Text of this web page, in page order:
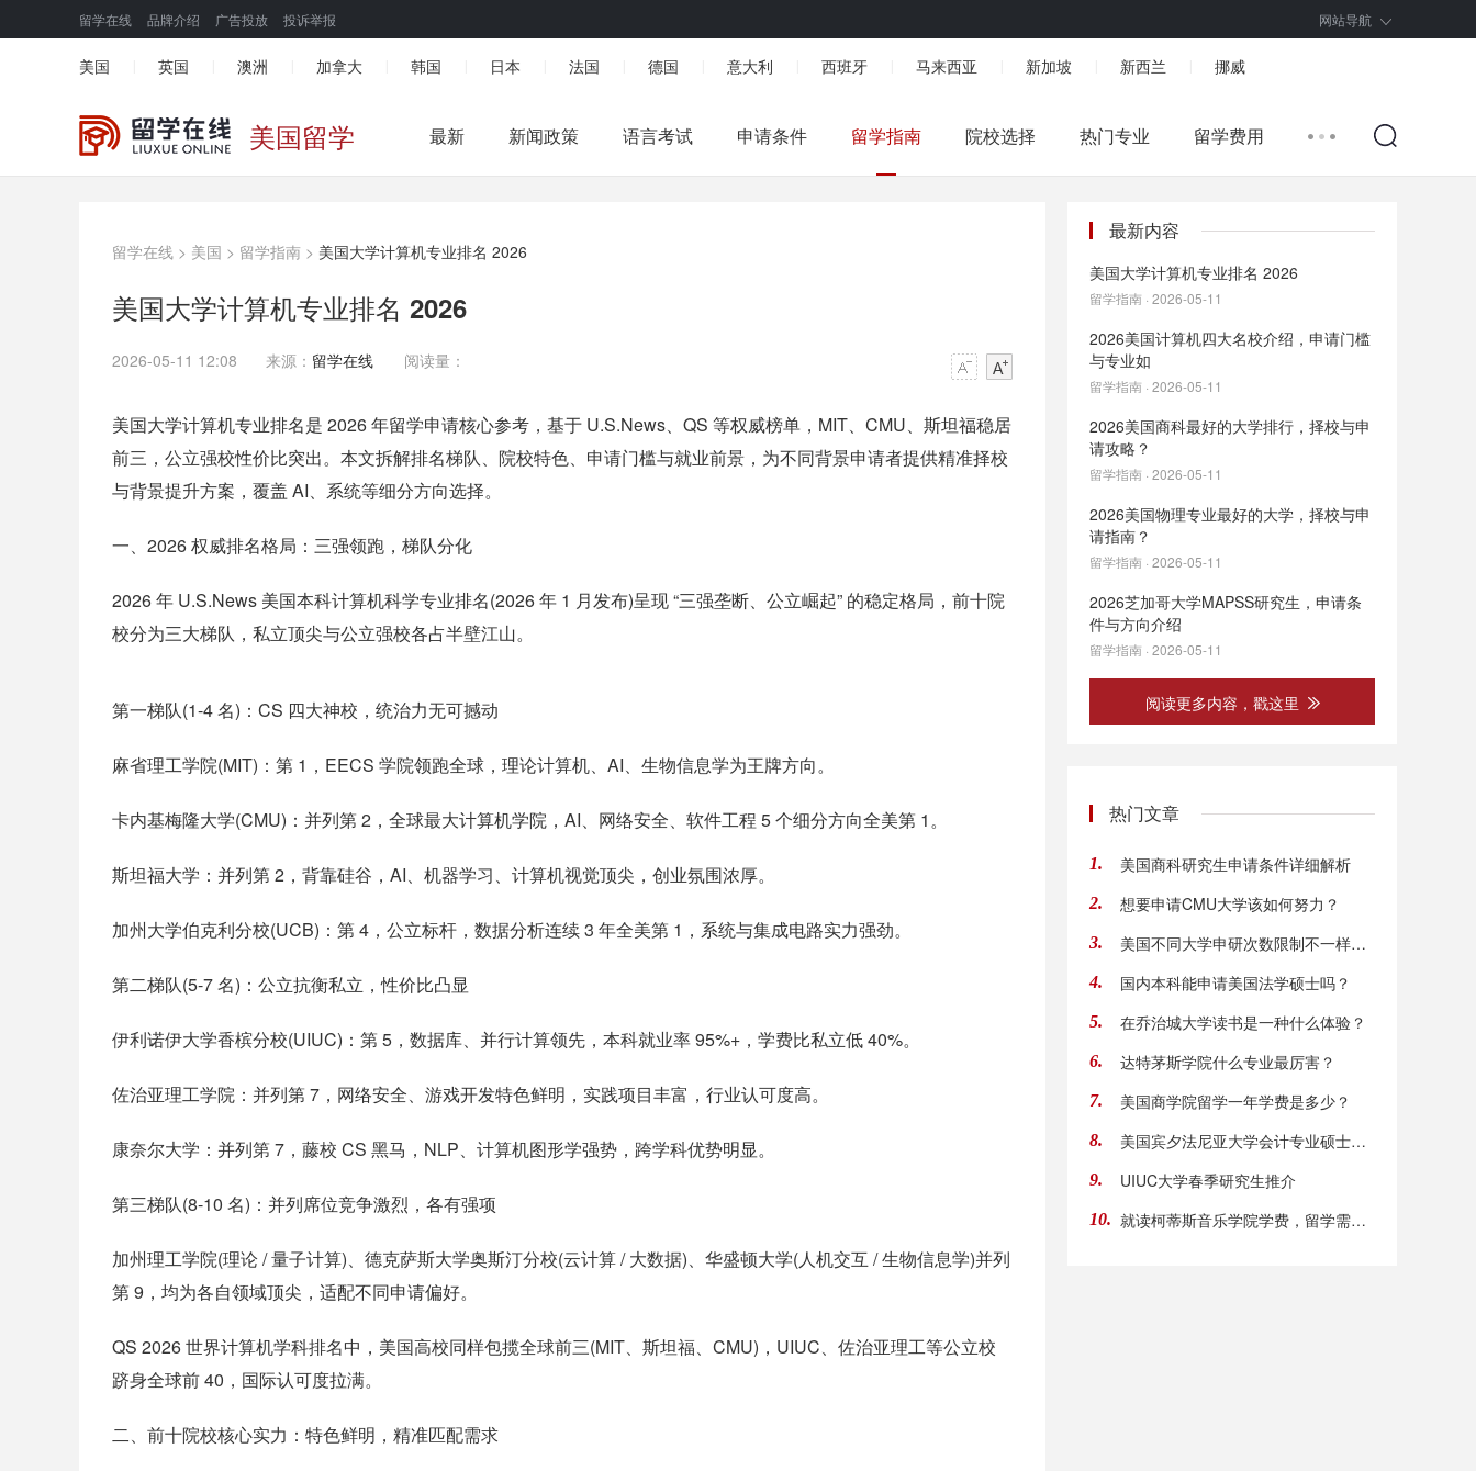
留学在线 品牌介绍 广告投放 投诉举报 网站导航
美国 英国 澳洲 加拿大 韩国 日本 法国 德国 意大利 西班牙 马来西亚 新加坡 新西兰 挪威
美国留学 最新 新闻政策 语言考试 申请条件 留学指南 院校选择 热门专业 留学费用
留学在线 > 美国 > 留学指南 > 美国大学计算机专业排名 2026
美国大学计算机专业排名 2026
2026-05-11 12:08 来源： 留学在线 阅读量：
美国大学计算机专业排名是 2026 年留学申请核心参考，基于 U.S.News、QS 等权威榜单，MIT、CMU、斯坦福稳居
前三，公立强校性价比突出。本文拆解排名梯队、院校特色、申请门槛与就业前景，为不同背景申请者提供精准择校
与背景提升方案，覆盖 AI、系统等细分方向选择。
一、2026 权威排名格局：三强领跑，梯队分化
2026 年 U.S.News 美国本科计算机科学专业排名(2026 年 1 月发布)呈现 “三强垄断、公立崛起” 的稳定格局，前十院
校分为三大梯队，私立顶尖与公立强校各占半壁江山。
第一梯队(1-4 名)：CS 四大神校，统治力无可撼动
麻省理工学院(MIT)：第 1，EECS 学院领跑全球，理论计算机、AI、生物信息学为王牌方向。
卡内基梅隆大学(CMU)：并列第 2，全球最大计算机学院，AI、网络安全、软件工程 5 个细分方向全美第 1。
斯坦福大学：并列第 2，背靠硅谷，AI、机器学习、计算机视觉顶尖，创业氛围浓厚。
加州大学伯克利分校(UCB)：第 4，公立标杆，数据分析连续 3 年全美第 1，系统与集成电路实力强劲。
第二梯队(5-7 名)：公立抗衡私立，性价比凸显
伊利诺伊大学香槟分校(UIUC)：第 5，数据库、并行计算领先，本科就业率 95%+，学费比私立低 40%。
佐治亚理工学院：并列第 7，网络安全、游戏开发特色鲜明，实践项目丰富，行业认可度高。
康奈尔大学：并列第 7，藤校 CS 黑马，NLP、计算机图形学强势，跨学科优势明显。
第三梯队(8-10 名)：并列席位竞争激烈，各有强项
加州理工学院(理论 / 量子计算)、德克萨斯大学奥斯汀分校(云计算 / 大数据)、华盛顿大学(人机交互 / 生物信息学)并列
第 9，均为各自领域顶尖，适配不同申请偏好。
QS 2026 世界计算机学科排名中，美国高校同样包揽全球前三(MIT、斯坦福、CMU)，UIUC、佐治亚理工等公立校
跻身全球前 40，国际认可度拉满。
二、前十院校核心实力：特色鲜明，精准匹配需求
最新内容
美国大学计算机专业排名 2026
留学指南 · 2026-05-11
2026美国计算机四大名校介绍，申请门槛
与专业如
留学指南 · 2026-05-11
2026美国商科最好的大学排行，择校与申
请攻略？
留学指南 · 2026-05-11
2026美国物理专业最好的大学，择校与申
请指南？
留学指南 · 2026-05-11
2026芝加哥大学MAPSS研究生，申请条
件与方向介绍
留学指南 · 2026-05-11
阅读更多内容，戳这里
热门文章
1. 美国商科研究生申请条件详细解析
2. 想要申请CMU大学该如何努力？
3. 美国不同大学申研次数限制不一样吗？
4. 国内本科能申请美国法学硕士吗？
5. 在乔治城大学读书是一种什么体验？
6. 达特茅斯学院什么专业最厉害？
7. 美国商学院留学一年学费是多少？
8. 美国宾夕法尼亚大学会计专业硕士介绍
9. UIUC大学春季研究生推介
10. 就读柯蒂斯音乐学院学费，留学需要什么价格